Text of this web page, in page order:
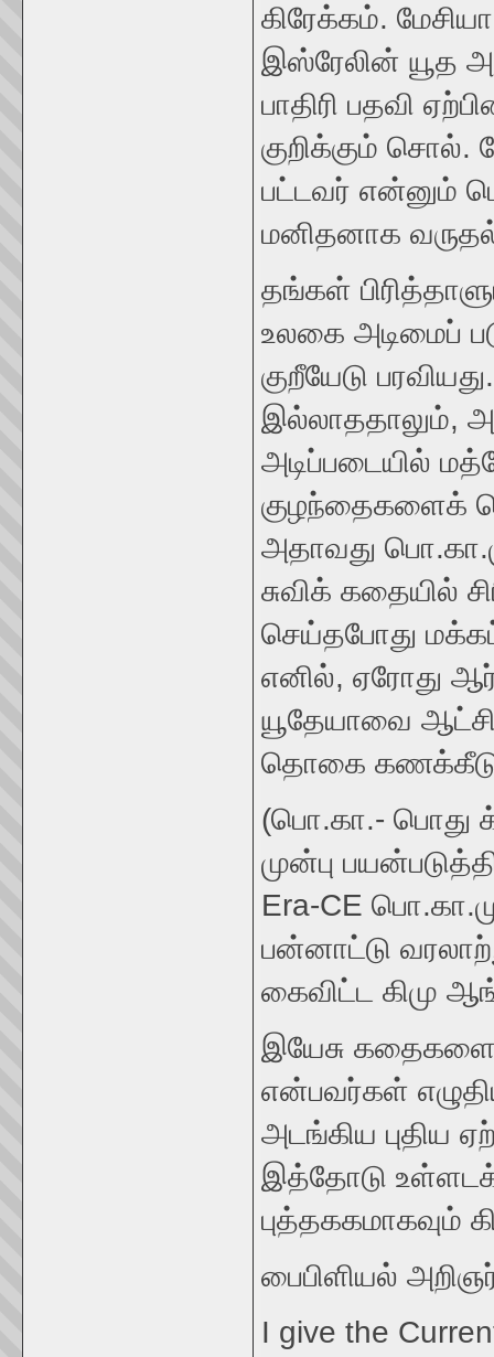
கிரேக்கம்.
இஸ்ரேலின் யூத
பாதிரி பதவி
குறிக்கும் சொல்.
பட்டவர் என்னும்
மனிதனாக
தங்கள்
உலகை அடிமைப்
குறீயேடு
இல்லாததாலும்,
அடிப்படையில்
குழந்தைகளைக்
அதாவது
சுவிக் கதையில்
செய்தபோது
எனில், ஏரோது
யூதேயாவை
தொகை கணக்கீடு
(பொ.கா.- பொது
முன்பு
Era-CE
பன்னாட்டு
கைவிட்ட கிமு
இயேசு கதைகளை
என்பவர்கள்
அடங்கிய புதிய
இத்தோடு
புத்தககமாகவும்
பைபிளியல்
I give the